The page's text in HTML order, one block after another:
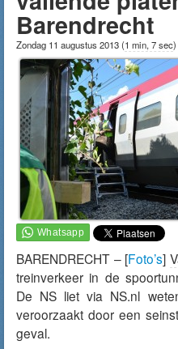
Barendrecht
Zondag 11 augustus 2013(1 min, 7 sec)
BARENDRECHT – [Foto’s]
treinverkeer in de
De NS liet via NS.nl
veroorzaakt door een
geval.